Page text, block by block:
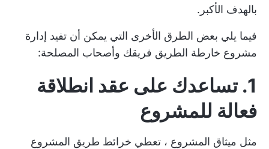
بالهدف الأكبر.
فيما يلي بعض الطرق الأخرى التي يمكن أن تفيد إدارة
مشروع خارطة الطريق فريقك وأصحاب المصلحة:
1. تساعدك على عقد انطلاقة
فعالة للمشروع
مثل ميثاق المشروع ، تعطي خرائط طريق المشروع